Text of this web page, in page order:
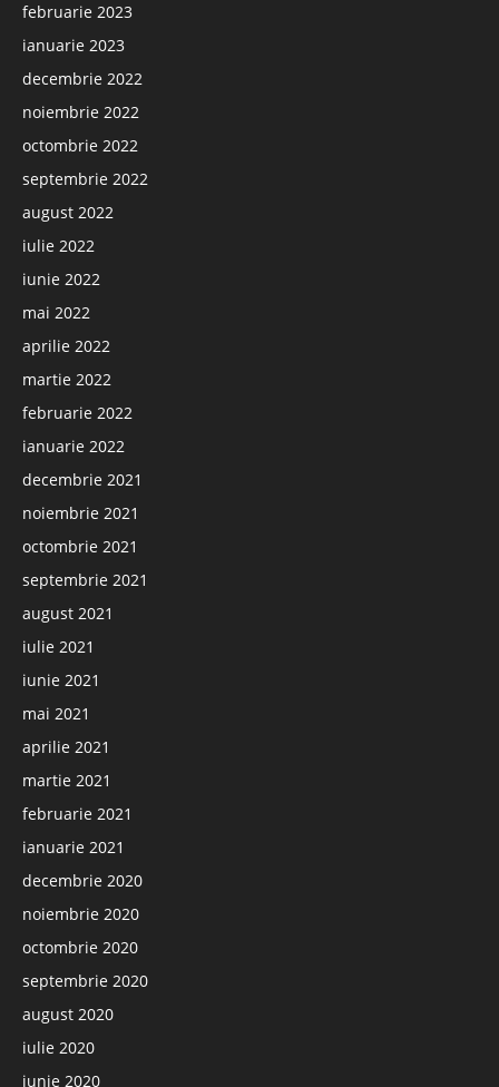
februarie 2023
ianuarie 2023
decembrie 2022
noiembrie 2022
octombrie 2022
septembrie 2022
august 2022
iulie 2022
iunie 2022
mai 2022
aprilie 2022
martie 2022
februarie 2022
ianuarie 2022
decembrie 2021
noiembrie 2021
octombrie 2021
septembrie 2021
august 2021
iulie 2021
iunie 2021
mai 2021
aprilie 2021
martie 2021
februarie 2021
ianuarie 2021
decembrie 2020
noiembrie 2020
octombrie 2020
septembrie 2020
august 2020
iulie 2020
iunie 2020